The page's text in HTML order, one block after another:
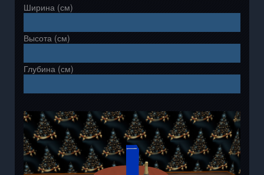
Ширина (см)
Высота (см)
Глубина (см)